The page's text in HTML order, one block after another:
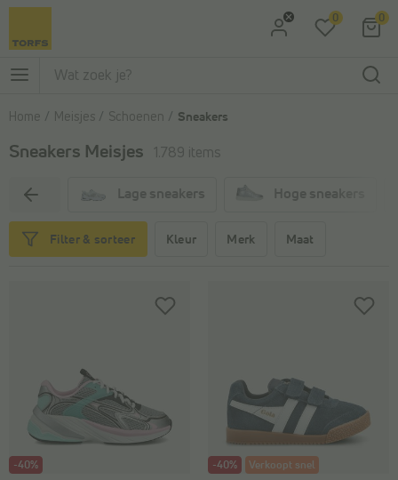
Ga naar Hoofdmenu
0 0
Home Meisjes Schoenen Sneakers
Sneakers Meisjes 1.789 items
Lage sneakers Hoge sneakers
Filter & sorteer Kleur Merk Maat
-40% -40% Verkoopt snel